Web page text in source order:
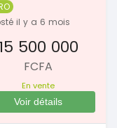
il y a 6 mois
15 500 000
FCFA
En vente
Voir détails